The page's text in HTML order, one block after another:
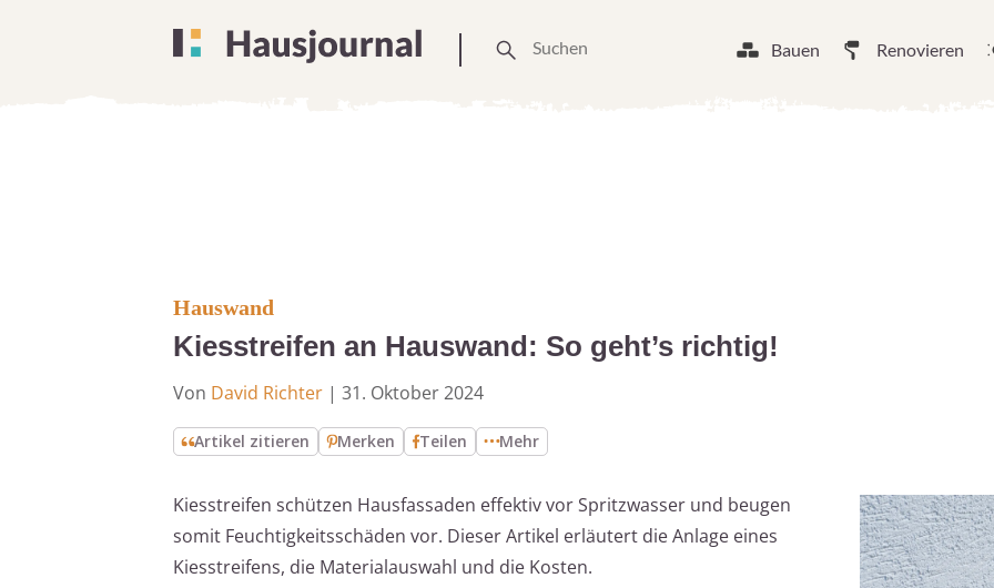
Bauen Renovieren
Hauswand
Kiesstreifen an Hauswand: So geht’s richtig!
Von David Richter | 31. Oktober 2024
Artikel zitieren Merken Teilen Mehr
Kiesstreifen schützen Hausfassaden effektiv vor Spritzwasser und beugen
somit Feuchtigkeitsschäden vor. Dieser Artikel erläutert die Anlage eines
Kiesstreifens, die Materialauswahl und die Kosten.